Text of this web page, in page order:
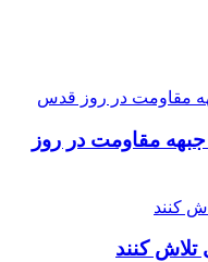
جبهه مقاومت در روز
تلاش کنند